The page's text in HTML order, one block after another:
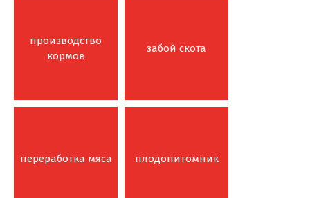
производство
кормов
забой скота
переработка мяса плодопитомник